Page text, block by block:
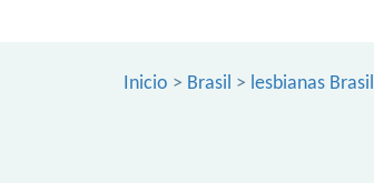
Inicio > Brasil > lesbianas Brasil